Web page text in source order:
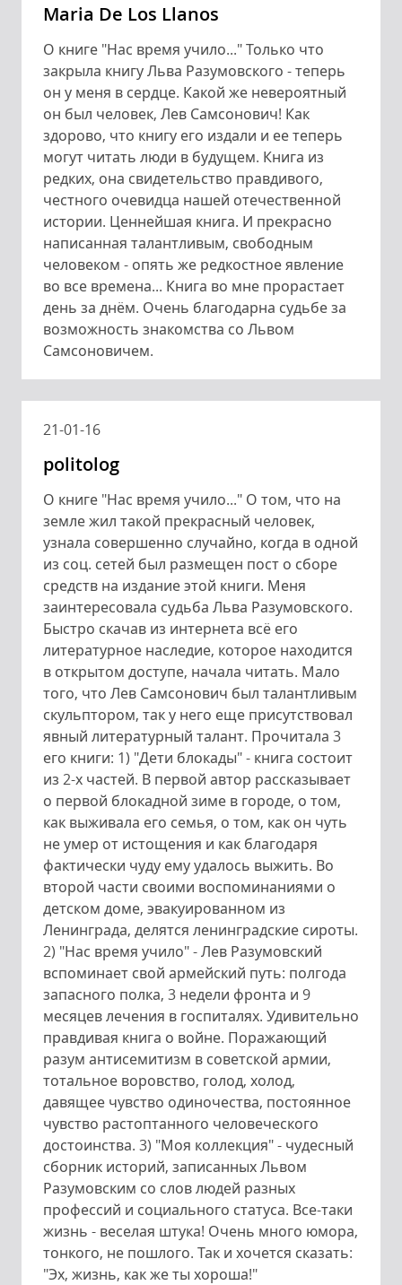
Maria De Los Llanos
О книге "Нас время учило..." Только что
закрыла книгу Льва Разумовского - теперь
он у меня в сердце. Какой же невероятный
он был человек, Лев Самсонович! Как
здорово, что книгу его издали и ее теперь
могут читать люди в будущем. Книга из
редких, она свидетельство правдивого,
честного очевидца нашей отечественной
истории. Ценнейшая книга. И прекрасно
написанная талантливым, свободным
человеком - опять же редкостное явление
во все времена... Книга во мне прорастает
день за днём. Очень благодарна судьбе за
возможность знакомства со Львом
Самсоновичем.
21-01-16
politolog
О книге "Нас время учило..." О том, что на
земле жил такой прекрасный человек,
узнала совершенно случайно, когда в одной
из соц. сетей был размещен пост о сборе
средств на издание этой книги. Меня
заинтересовала судьба Льва Разумовского.
Быстро скачав из интернета всё его
литературное наследие, которое находится
в открытом доступе, начала читать. Мало
того, что Лев Самсонович был талантливым
скульптором, так у него еще присутствовал
явный литературный талант. Прочитала 3
его книги: 1) "Дети блокады" - книга состоит
из 2-х частей. В первой автор рассказывает
о первой блокадной зиме в городе, о том,
как выживала его семья, о том, как он чуть
не умер от истощения и как благодаря
фактически чуду ему удалось выжить. Во
второй части своими воспоминаниями о
детском доме, эвакуированном из
Ленинграда, делятся ленинградские сироты.
2) "Нас время учило" - Лев Разумовский
вспоминает свой армейский путь: полгода
запасного полка, 3 недели фронта и 9
месяцев лечения в госпиталях. Удивительно
правдивая книга о войне. Поражающий
разум антисемитизм в советской армии,
тотальное воровство, голод, холод,
давящее чувство одиночества, постоянное
чувство растоптанного человеческого
достоинства. 3) "Моя коллекция" - чудесный
сборник историй, записанных Львом
Разумовским со слов людей разных
профессий и социального статуса. Все-таки
жизнь - веселая штука! Очень много юмора,
тонкого, не пошлого. Так и хочется сказать:
"Эх, жизнь, как же ты хороша!"